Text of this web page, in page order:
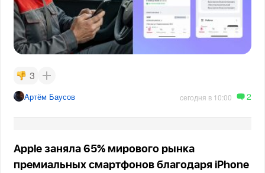
3
Артём Баусов сегодня в 10:00 2
Apple заняла 65% мирового рынка
премиальных смартфонов благодаря iPhone